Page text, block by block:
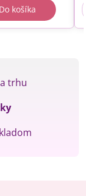
Do košíka
trhu